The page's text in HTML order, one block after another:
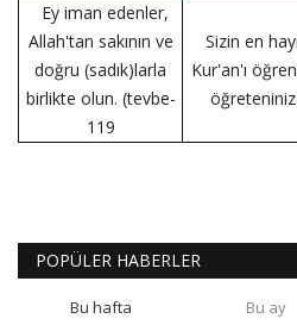
Ey iman edenler,
Allah'tan sakının ve
doğru (sadık)larla
birlikte olun. (tevbe-
119
Sizin en
Kur'an'ı
POPÜLER HABERLER
Bu hafta Bu ay